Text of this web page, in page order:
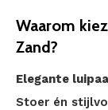
Waarom
Zand?
Elegante
Stoer én